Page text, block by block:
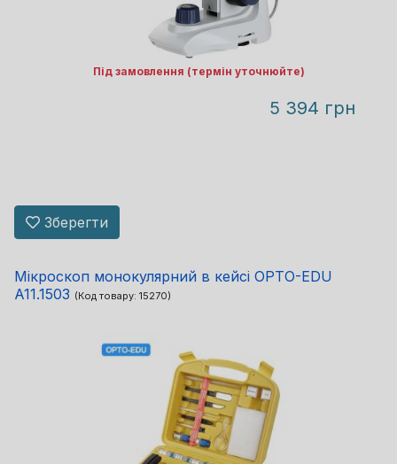
Під замовлення (термін уточнюйте)
5 394 грн
Зберегти
Мікроскоп монокулярний в кейсі OPTO-EDU
A11.1503 (Код товару: 15270)